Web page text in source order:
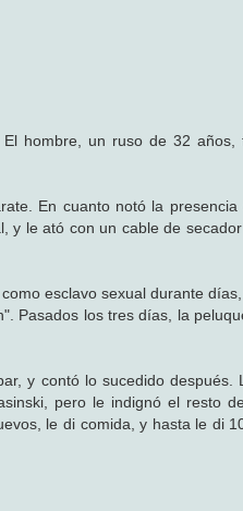
hombre, un ruso de 32 años,
En cuanto notó la presencia
y le ató con un cable de
esclavo sexual durante
Pasados los tres días, la
y contó lo sucedido después.
pero le indignó el resto
le di comida, y hasta le di